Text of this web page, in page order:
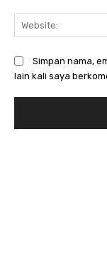
Simpan nama,
lain kali saya